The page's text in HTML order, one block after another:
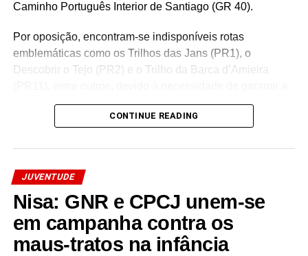
Caminho Português Interior de Santiago (GR 40).
Por oposição, encontram-se indisponíveis rotas
emblemáticas como os Trilhos das Jans (PR1), o
Descobrir o Tejo (PR2) e o Trilho da Barca d’Amieira
integridade física dos utilizadores após a degradação de
infraestruturas causada pelas condições climatéricas
Facebook
Mastodon
CONTINUE READING
JUVENTUDE
Nisa: GNR e CPCJ unem-se
em campanha contra os
maus-tratos na infância